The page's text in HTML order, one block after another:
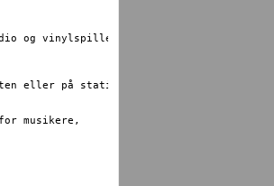
og vinylspillere,
eller på stativ.
musikere,